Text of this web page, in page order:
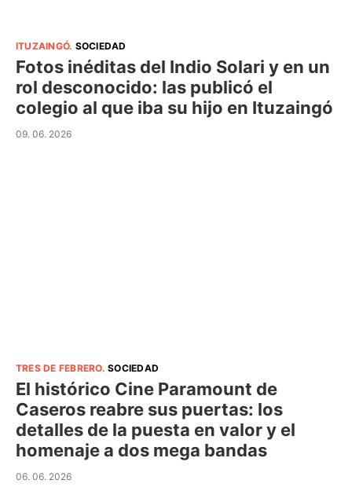
ITUZAINGÓ. SOCIEDAD
Fotos inéditas del Indio Solari y en un
rol desconocido: las publicó el
colegio al que iba su hijo en Ituzaingó
09. 06. 2026
TRES DE FEBRERO.SOCIEDAD
El histórico Cine Paramount de
Caseros reabre sus puertas: los
detalles de la puesta en valor y el
homenaje a dos mega bandas
06. 06. 2026